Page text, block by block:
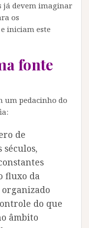
já devem imaginar
os
iniciam este
fonte
um pedacinho do
de
séculos,
fluxo da
do que
âmbito